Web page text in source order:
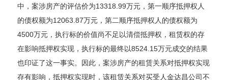
中，案涉房产的评估价为13318.99万元，第一顺序抵押权人
的债权额为12063.87万元，第二顺序抵押权人的债权额为
4500万元，执行标的价值尚不足以清偿抵押权，租赁权的存
在影响抵押权实现，执行标的最终以8524.15万元成交的结果
也印证了这一事实。因此，案涉房产的租赁关系对抵押权实现
存有影响，抵押权实现时，该租赁关系对买受人金达昌公司不